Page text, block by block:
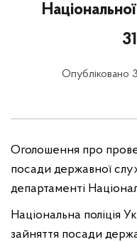
Опубліковано
Оголошення про
посади державної
департаменті
Національна поліція
зайняття посади